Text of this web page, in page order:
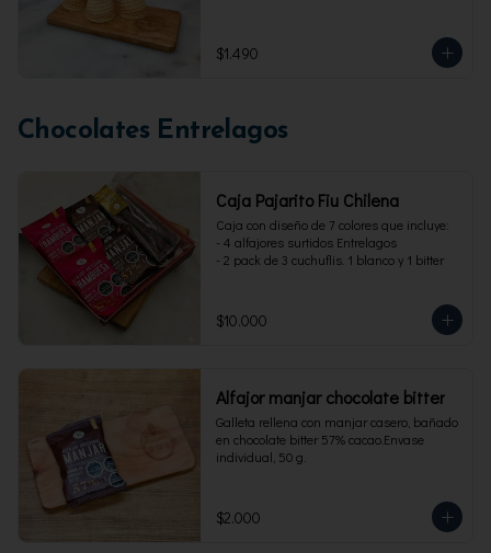
$1.490
Chocolates Entrelagos
Caja Pajarito Fiu Chilena
Caja con diseño de 7 colores que incluye:
- 4 alfajores surtidos Entrelagos
- 2 pack de 3 cuchuflis. 1 blanco y 1 bitter
$10.000
Alfajor manjar chocolate bitter
Galleta rellena con manjar casero, bañado
en chocolate bitter 57% cacao.Envase
individual, 50 g.
$2.000